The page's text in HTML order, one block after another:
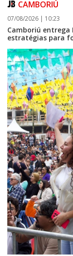
08/08/2026 | 07:00
Setor judicial de
agosto para
CAMBORIÚ
07/08/2026 | 10:23
Camboriú entrega
estratégias para